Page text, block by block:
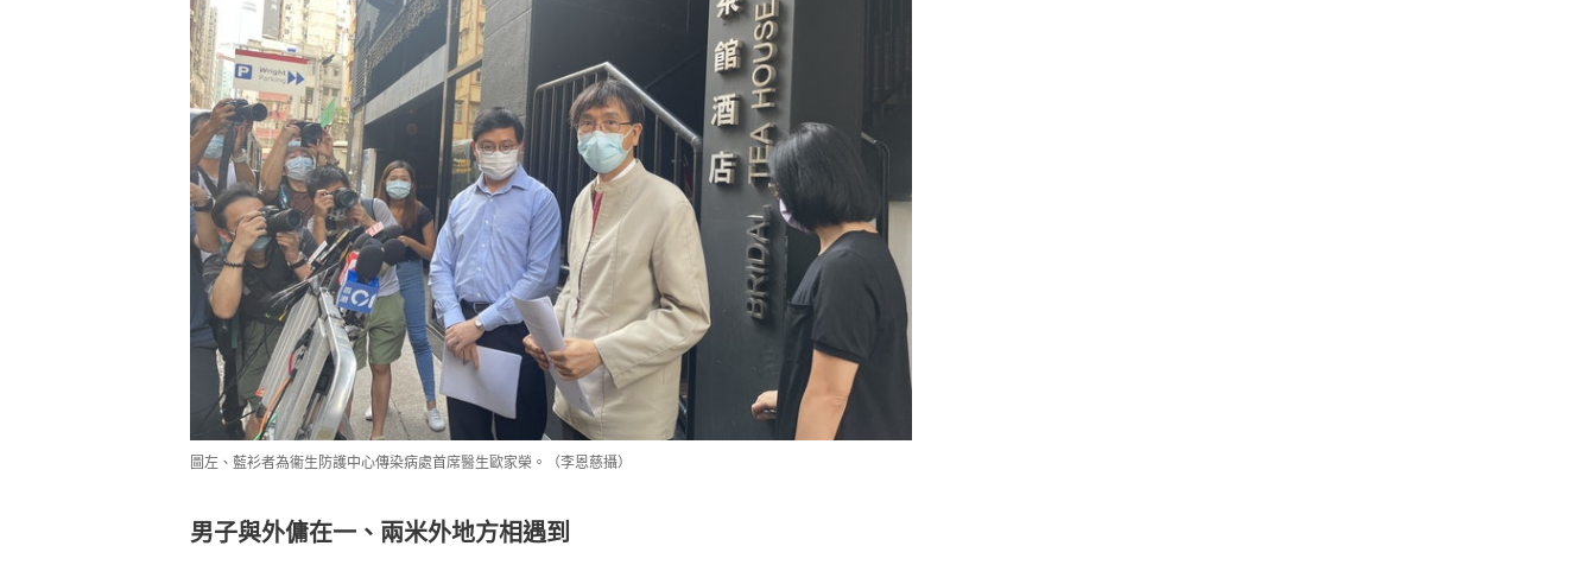
圖左、藍衫者為衞生防護中心傳染病處首席醫生歐家榮。（李恩慈攝）
男子與外傭在一、兩米外地方相遇到